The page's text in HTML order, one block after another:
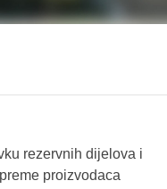
rezervnih dijelova i
proizvodaca